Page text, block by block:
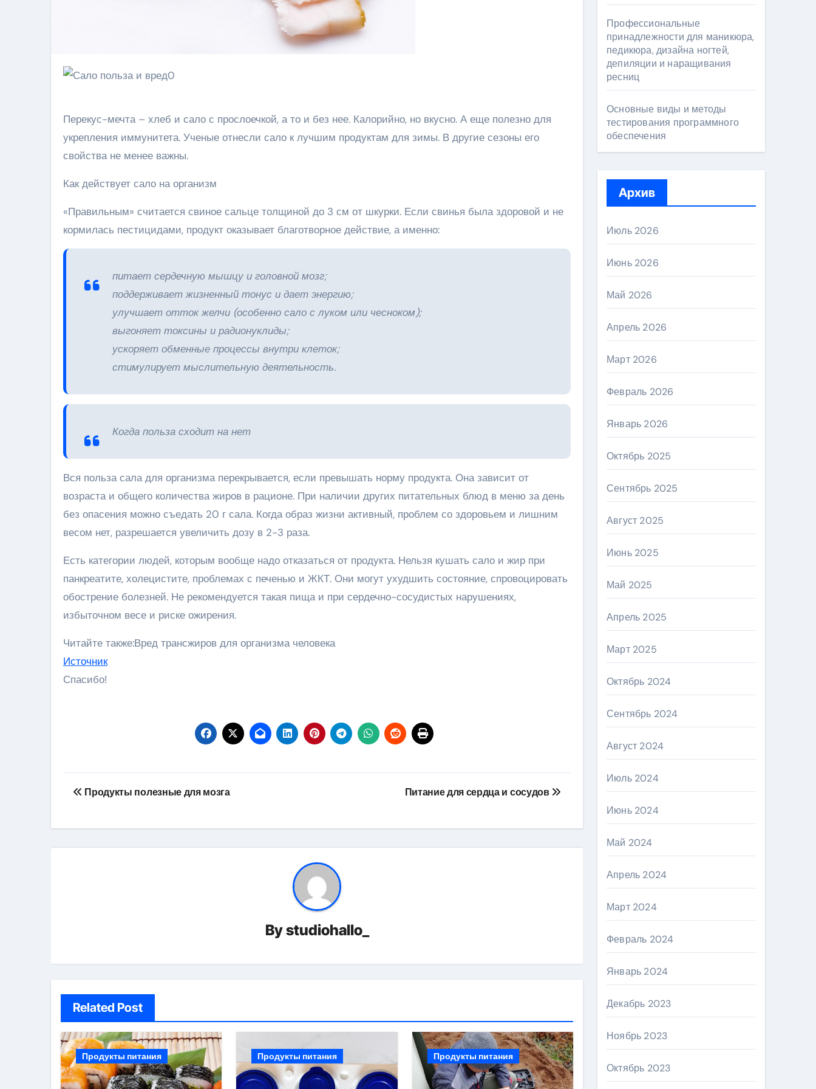
Перекус-мечта – хлеб и сало с прослоечкой, а то и без нее. Калорийно, но вкусно. А еще полезно для
укрепления иммунитета. Ученые отнесли сало к лучшим продуктам для зимы. В другие сезоны его
свойства не менее важны.
Как действует сало на организм
«Правильным» считается свиное сальце толщиной до 3 см от шкурки. Если свинья была здоровой и не
кормилась пестицидами, продукт оказывает благотворное действие, а именно:
питает сердечную мышцу и головной мозг;
поддерживает жизненный тонус и дает энергию;
улучшает отток желчи (особенно сало с луком или чесноком);
выгоняет токсины и радионуклиды;
ускоряет обменные процессы внутри клеток;
стимулирует мыслительную деятельность.
Когда польза сходит на нет
Вся польза сала для организма перекрывается, если превышать норму продукта. Она зависит от
возраста и общего количества жиров в рационе. При наличии других питательных блюд в меню за день
без опасения можно съедать 20 г сала. Когда образ жизни активный, проблем со здоровьем и лишним
весом нет, разрешается увеличить дозу в 2-3 раза.
Есть категории людей, которым вообще надо отказаться от продукта. Нельзя кушать сало и жир при
панкреатите, холецистите, проблемах с печенью и ЖКТ. Они могут ухудшить состояние, спровоцировать
обострение болезней. Не рекомендуется такая пища и при сердечно-сосудистых нарушениях,
избыточном весе и риске ожирения.
Читайте также:Вред трансжиров для организма человека
Источник
Спасибо!
Навигация
записям
Продукты полезные для мозга Питание для сердца и сосудов
Bystudiohallo_
Related Post
Продукты питания Продукты питания Продукты питания
Профессиональные
принадлежности для маникюра,
педикюра, дизайна ногтей,
депиляции и наращивания
ресниц
Основные виды и методы
тестирования программного
обеспечения
Архив
Июль 2026
Июнь 2026
Май 2026
Апрель 2026
Март 2026
Февраль 2026
Январь 2026
Октябрь 2025
Сентябрь 2025
Август 2025
Июнь 2025
Май 2025
Апрель 2025
Март 2025
Октябрь 2024
Сентябрь 2024
Август 2024
Июль 2024
Июнь 2024
Май 2024
Апрель 2024
Март 2024
Февраль 2024
Январь 2024
Декабрь 2023
Ноябрь 2023
Октябрь 2023